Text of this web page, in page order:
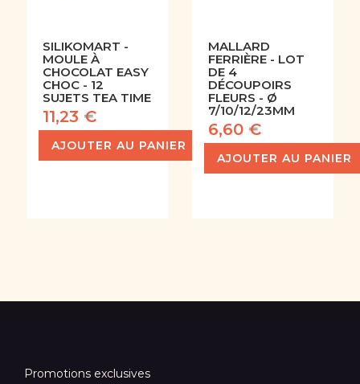
SILIKOMART -
MOULE À
CHOCOLAT EASY
CHOC - 12
SUJETS TEA TIME
11,23 €
AJOUTER AU PANIER
MALLARD
FERRIÈRE - LOT
DE 4
DÉCOUPOIRS
FLEURS - Ø
7/10/12/23MM
6,60 €
AJOUTER AU PANIER
Promotions exclusives